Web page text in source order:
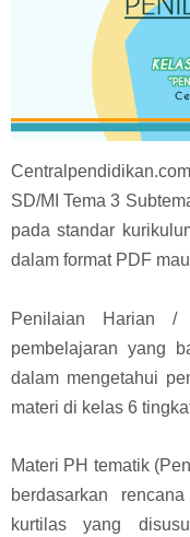
SD/MI Tema 3
pada standar k
dalam format PDF
Penilaian Harian /
pembelajaran yang
dalam mengetahui
materi di kelas 6
Materi PH tematik
berdasarkan
kurtilas yang